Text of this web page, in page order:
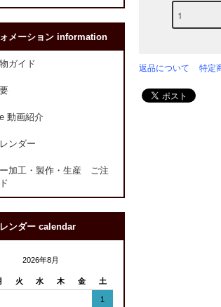
返品について 特定
メーション information
ガイド
動画紹介
ンダー
加工・製作・生産 ご注
ンダー calendar
2026年8月
火 水 木 金 土
1